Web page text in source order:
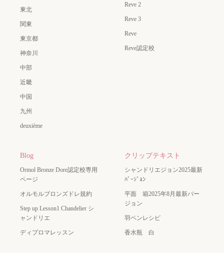
東北
関東
東京都
神奈川
中部
近畿
中国
九州
deuxième
Reve 2
Reve 3
Reve
Reve認定校
Blog
Ormol Bronze Dore認定校専用
ページ
オルモルブロンズドレ規約
Step up Lesson1 Chandelier シ
ャンドリエ
ディプロマレッスン
クリップテキスト
シャンドリエジョン2025最新
ﾊﾞｰｼﾞｮﾝ
平面 箱2025年8月最新バー
ジョン
羽ペンレシピ
香水瓶 白